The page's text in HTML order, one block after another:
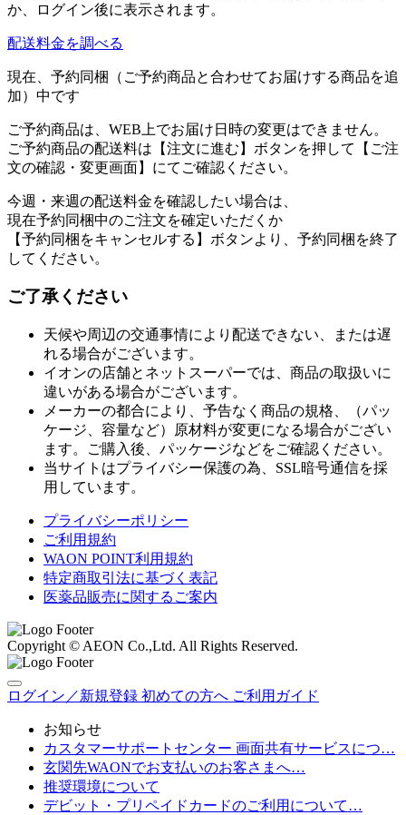
か、ログイン後に表示されます。
配送料金を調べる
現在、予約同梱（ご予約商品と合わせてお届けする商品を追
加）中です
ご予約商品は、WEB上でお届け日時の変更はできません。
ご予約商品の配送料は【注文に進む】ボタンを押して【ご注
文の確認・変更画面】にてご確認ください。
今週・来週の配送料金を確認したい場合は、
現在予約同梱中のご注文を確定いただくか
【予約同梱をキャンセルする】ボタンより、予約同梱を終了
してください。
ご了承ください
天候や周辺の交通事情により配送できない、または遅
れる場合がございます。
イオンの店舗とネットスーパーでは、商品の取扱いに
違いがある場合がございます。
メーカーの都合により、予告なく商品の規格、（パッ
ケージ、容量など）原材料が変更になる場合がござい
ます。ご購入後、パッケージなどをご確認ください。
当サイトはプライバシー保護の為、SSL暗号通信を採
用しています。
プライバシーポリシー
ご利用規約
WAON POINT利用規約
特定商取引法に基づく表記
医薬品販売に関するご案内
Copyright © AEON Co.,Ltd. All Rights Reserved.
ログイン／新規登録 初めての方へ ご利用ガイド
お知らせ
カスタマーサポートセンター 画面共有サービスにつ…
玄関先WAONでお支払いのお客さまへ…
推奨環境について
デビット・プリペイドカードのご利用について…